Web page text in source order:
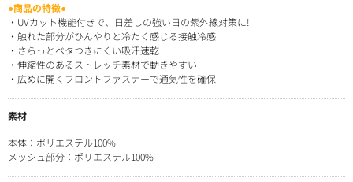
●商品の特徴●
・UVカット機能付きで、日差しの強い日の紫外線対策に!
・触れた部分がひんやりと冷たく感じる接触冷感
・さらっとベタつきにくい吸汗速乾
・伸縮性のあるストレッチ素材で動きやすい
・広めに開くフロントファスナーで通気性を確保
素材
本体：ポリエステル100%
メッシュ部分：ポリエステル100%